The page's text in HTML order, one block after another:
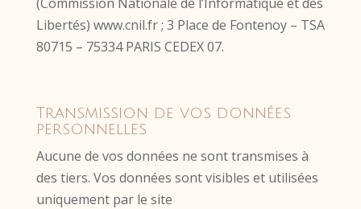
Libertés) www.cnil.fr ; 3 Place de Fontenoy – TSA
80715 – 75334 PARIS CEDEX 07.
Transmission de vos données
personnelles
Aucune de vos données ne sont transmises à
des tiers. Vos données sont visibles et utilisées
uniquement par le site